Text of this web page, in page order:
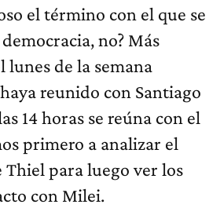
el término con el que se
no? Más
lunes de la semana
reunido con Santiago
14 horas se reúna con el
primero a analizar el
para luego ver los
con Milei.